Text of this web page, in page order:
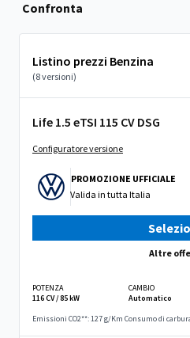
Confronta
Listino prezzi Benzina
(8 versioni)
Life 1.5 eTSI 115 CV DSG
Configuratore versione
PROMOZIONE UFFICIALE
Valida in tutta Italia
Altre
POTENZA
116 CV / 85 kW
CAMBIO
Automatico
Emissioni CO2**: 127 g/Km Consumo di